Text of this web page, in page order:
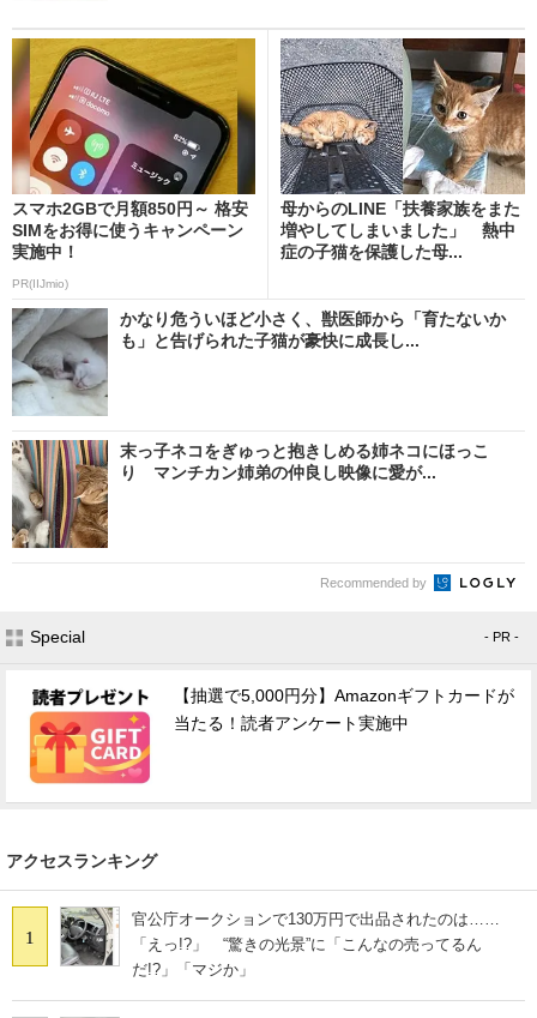
スマホ2GBで月額850円～ 格安
SIMをお得に使うキャンペーン
実施中！
PR(IIJmio)
母からのLINE「扶養家族をまた
増やしてしまいました」 熱中
症の子猫を保護した母...
かなり危ういほど小さく、獣医師から「育たないか
も」と告げられた子猫が豪快に成長し...
末っ子ネコをぎゅっと抱きしめる姉ネコにほっこ
り マンチカン姉弟の仲良し映像に愛が...
Recommended by
Special - PR -
【抽選で5,000円分】Amazonギフトカードが
当たる！読者アンケート実施中
アクセスランキング
1
官公庁オークションで130万円で出品されたのは……
「えっ!?」 “驚きの光景”に「こんなの売ってるん
だ!?」「マジか」